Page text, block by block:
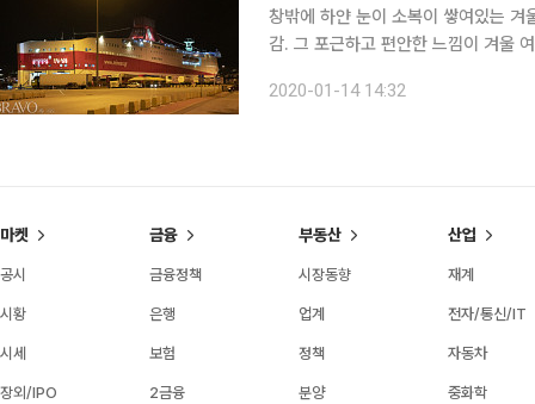
창밖에 하얀 눈이 소복이 쌓여있는 겨
감. 그 포근하고 편안한 느낌이 겨울
2020-01-14 14:32
마켓
공시
시황
시세
장외/IPO
금융
금융정책
은행
보험
2금융
부동산
시장동향
업계
정책
분양
산업
재계
전자/통신/IT
자동차
중화학